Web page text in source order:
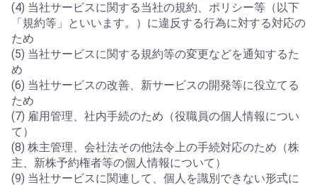
(4) 当社サービスに関する当社の規約、ポリシー等（以下
「規約等」といいます。）に違反する行為に対する対応の
ため
(5) 当社サービスに関する規約等の変更などを通知するた
め
(6) 当社サービスの改善、新サービスの開発等に役立てる
ため
(7) 雇用管理、社内手続のため（役職員の個人情報につい
て）
(8) 株主管理、会社法その他法令上の手続対応のため（株
主、新株予約権者等の個人情報について）
(9) 当社サービスに関連して、個人を識別できない形式に